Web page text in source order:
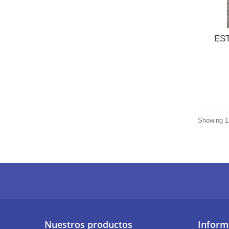
Showing
Nuestros productos